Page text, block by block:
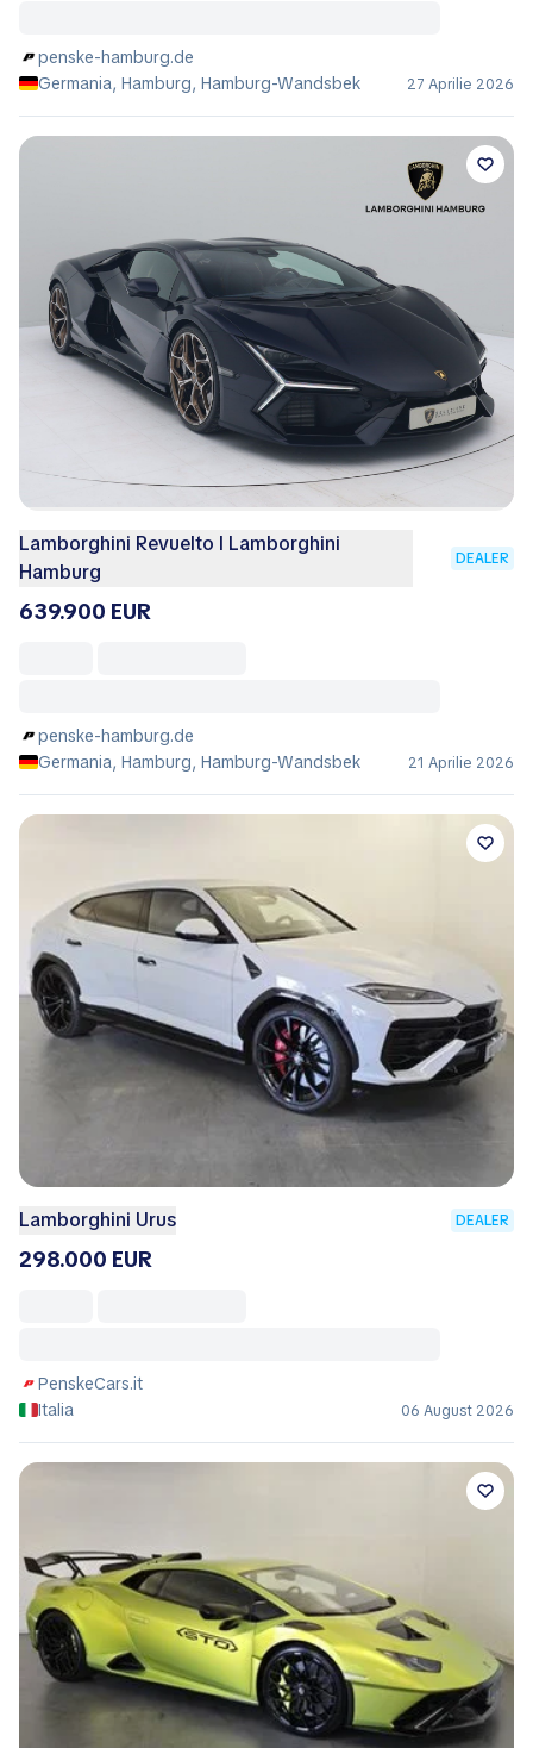
penske-hamburg.de
Germania, Hamburg, Hamburg-Wandsbek
27 Aprilie 2026
Lamborghini Revuelto I Lamborghini
Hamburg
DEALER
639.900 EUR
penske-hamburg.de
Germania, Hamburg, Hamburg-Wandsbek
21 Aprilie 2026
Lamborghini Urus DEALER
298.000 EUR
PenskeCars.it
Italia
06 August 2026